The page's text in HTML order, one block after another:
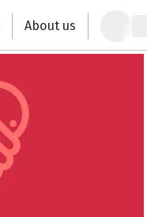
About us